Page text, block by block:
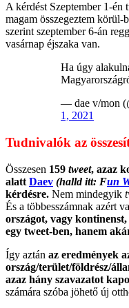
A kérdést Szeptember 1-én
magam összegeztem
szerint szeptember 6-án
vasárnap éjszaka van.
Ha úgy
— dae v/mon
1, 2021
Tudnivalók az
Összesen 159 tweet, azaz
alatt Daev (halld itt: Fun
kérdésre. Nem mindegyik
És a többesszámnak azért
országot, vagy
egy tweet-ben, hanem
Így aztán az eredmények
ország/terület/földrész/
azaz hány szavazatot
számára szóba jöhető új